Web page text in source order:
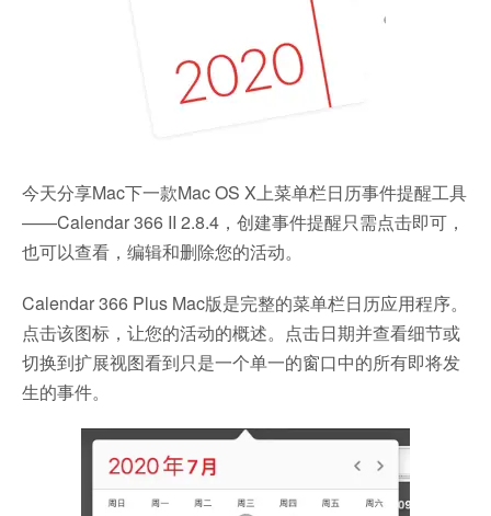
今天分享Mac下一款Mac OS X上菜单栏日历事件提醒工具
——Calendar 366 II 2.8.4，创建事件提醒只需点击即可，
也可以查看，编辑和删除您的活动。
Calendar 366 Plus Mac版是完整的菜单栏日历应用程序。
点击该图标，让您的活动的概述。点击日期并查看细节或
切换到扩展视图看到只是一个单一的窗口中的所有即将发
生的事件。